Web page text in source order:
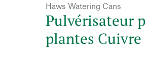
Haws Watering Cans
Pulvérisateur
plantes Cuivre